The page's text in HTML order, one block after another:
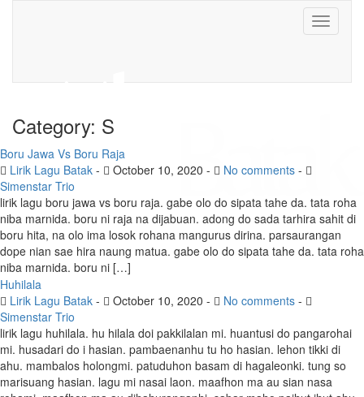
Toggle
Category: S
Boru Jawa Vs Boru Raja
Lirik Lagu Batak - October 10, 2020 - No comments -
Simenstar Trio
lirik lagu boru jawa vs boru raja. gabe olo do sipata tahe da. tata roha
niba marnida. boru ni raja na dijabuan. adong do sada tarhira sahit di
boru hita, na olo ima losok rohana mangurus dirina. parsaurangan
dope nian sae hira naung matua. gabe olo do sipata tahe da. tata roha
niba marnida. boru ni […]
Huhilala
Lirik Lagu Batak - October 10, 2020 - No comments -
Simenstar Trio
lirik lagu huhilala. hu hilala doi pakkilalan mi. huantusi do pangarohai
mi. husadari do i hasian. pambaenanhu tu ho hasian. lehon tikki di
ahu. mambalos holongmi. patuduhon basam di hagaleonki. tung so
marisuang hasian. lagu mi nasai laon. maafhon ma au sian nasa